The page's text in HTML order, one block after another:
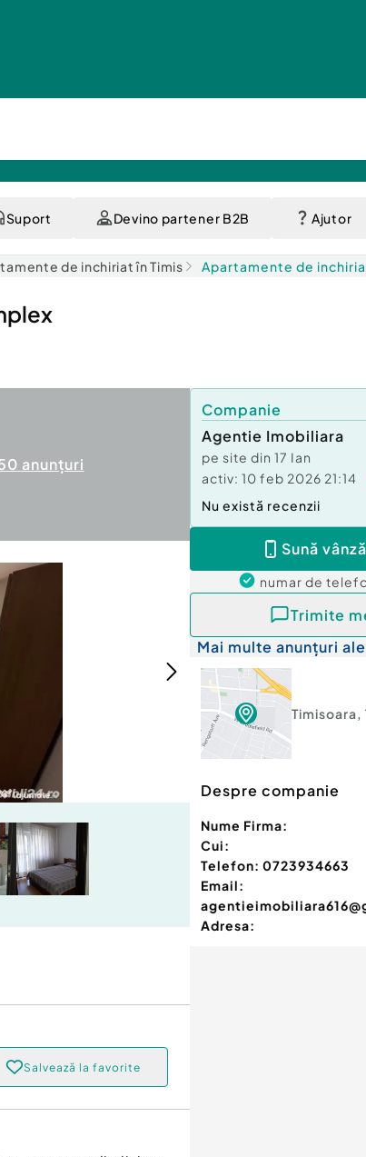
Suport Devino partener B2B Ajutor
de inchiriat în Timis Apartamente de
anunțuri
Salvează la favorite
Companie
Agentie Imobiliara
pe site din 17 Ian
activ: 10 feb 2026 21:14
Nu există recenzii
Sună
numar de
Trimite
Mai multe anunțuri
Timisoara,
Despre companie
Nume Firma:
Cui:
Telefon: 0723934663
Email:
Adresa: